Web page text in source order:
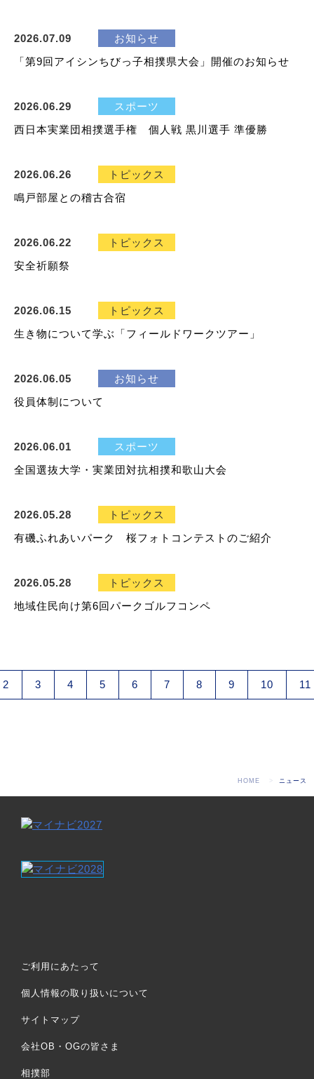
2026.07.09
お知らせ
「第9回アイシンちびっ子相撲県大会」開催のお知らせ
2026.06.29
スポーツ
西日本実業団相撲選手権 個人戦 黒川選手 準優勝
2026.06.26
トピックス
鳴戸部屋との稽古合宿
2026.06.22
トピックス
安全祈願祭
2026.06.15
トピックス
生き物について学ぶ「フィールドワークツアー」
2026.06.05
お知らせ
役員体制について
2026.06.01
スポーツ
全国選抜大学・実業団対抗相撲和歌山大会
2026.05.28
トピックス
有磯ふれあいパーク 桜フォトコンテストのご紹介
2026.05.28
トピックス
地域住民向け第6回パークゴルフコンペ
2 3 4 5 6 7 8 9 10 11
HOME ニュース
ご利用にあたって
個人情報の取り扱いについて
サイトマップ
会社OB・OGの皆さま
相撲部